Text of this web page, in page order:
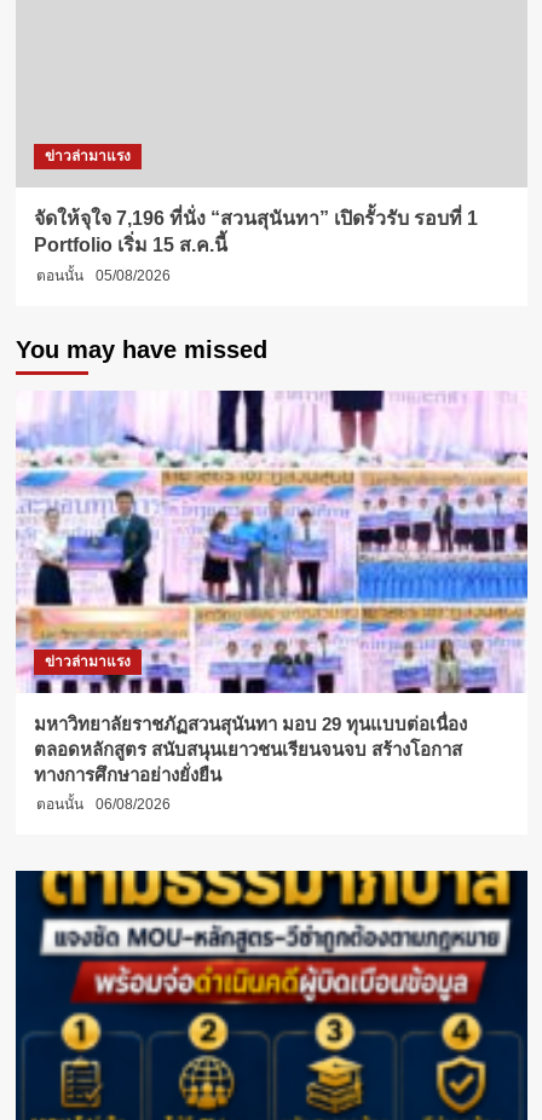
ข่าวล่ามาแรง
จัดให้จุใจ 7,196 ที่นั่ง “สวนสุนันทา” เปิดรั้วรับ รอบที่ 1
Portfolio เริ่ม 15 ส.ค.นี้
ตอนนั้น 05/08/2026
You may have missed
ข่าวล่ามาแรง
มหาวิทยาลัยราชภัฏสวนสุนันทา มอบ 29 ทุนแบบต่อเนื่อง
ตลอดหลักสูตร สนับสนุนเยาวชนเรียนจนจบ สร้างโอกาส
ทางการศึกษาอย่างยั่งยืน
ตอนนั้น 06/08/2026